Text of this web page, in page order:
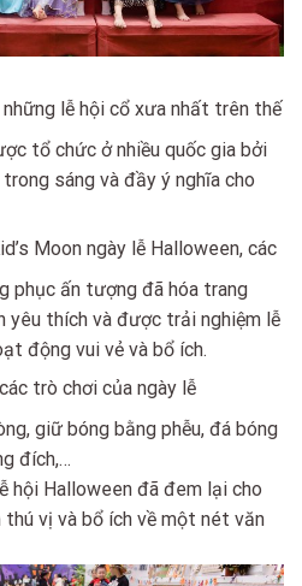
lễ hội cổ xưa nhất trên thế
tổ chức ở nhiều quốc gia bởi
sáng và đầy ý nghĩa cho
Moon ngày lễ Halloween, các
phục ấn tượng đã hóa trang
yêu thích và được trải nghiệm lễ
động vui vẻ và bổ ích.
trò chơi của ngày lễ
giữ bóng bằng phễu, đá bóng
đích,…
hội Halloween đã đem lại cho
vị và bổ ích về một nét văn